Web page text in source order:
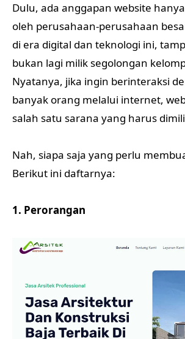
Dulu, ada anggapan website
oleh perusahaan-perusahaan
di era digital dan teknologi ini,
bukan lagi milik segolongan
Nyatanya, jika ingin berinteraksi
banyak orang melalui internet,
salah satu sarana yang harus
Nah, siapa saja yang perlu
Berikut ini daftarnya:
1. Perorangan